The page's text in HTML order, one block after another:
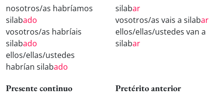
nosotros/as habríamos
silabado
vosotros/as habríais
silabado
ellos/ellas/ustedes
habrían silabado
silabar
vosotros/as vais a silabar
ellos/ellas/ustedes van a
silabar
Presente continuo Pretérito anterior